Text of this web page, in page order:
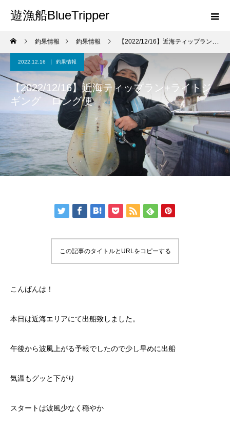
遊漁船BlueTripper
釣果情報 釣果情報 【2022/12/16】近海ティップラン+ライトジギング ロング便
2022.12.16 釣果情報
【2022/12/16】近海ティップラン+ライトジ
ギング ロング便
この記事のタイトルとURLをコピーする
こんばんは！
本日は近海エリアにて出船致しました。
午後から波風上がる予報でしたので少し早めに出船
気温もグッと下がり
スタートは波風少なく穏やか